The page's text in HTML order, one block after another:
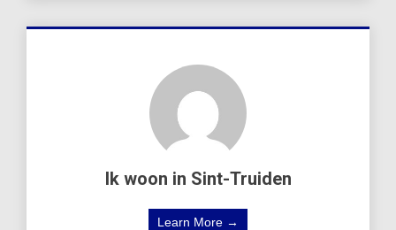
Ik woon in Sint-Truiden
Learn More →